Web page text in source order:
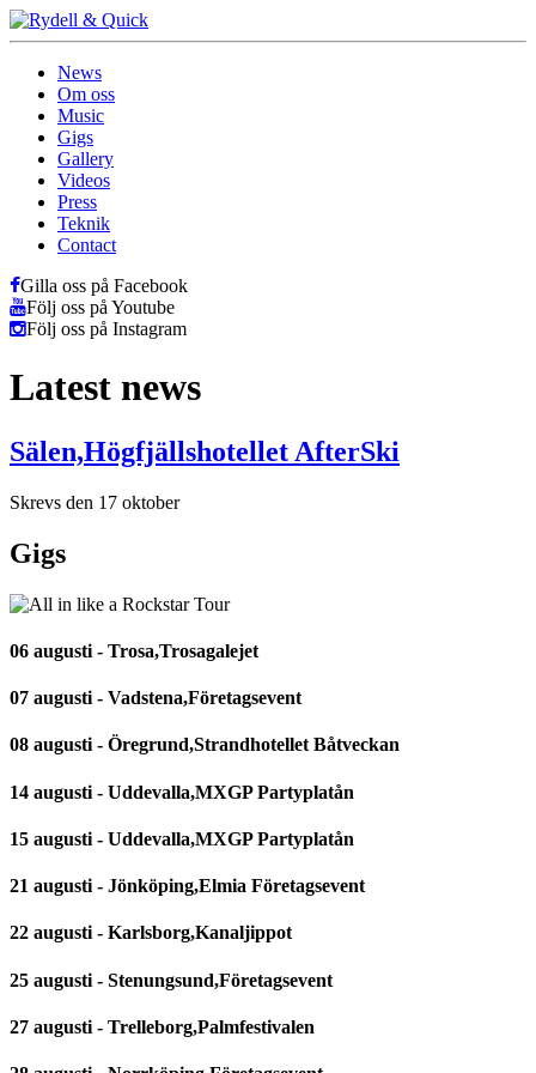
News
Om oss
Music
Gigs
Gallery
Videos
Press
Teknik
Contact
Gilla oss på Facebook
Följ oss på Youtube
Följ oss på Instagram
Latest news
Sälen,Högfjällshotellet AfterSki
Skrevs den 17 oktober
Gigs
06 augusti - Trosa,Trosagalejet
07 augusti - Vadstena,Företagsevent
08 augusti - Öregrund,Strandhotellet Båtveckan
14 augusti - Uddevalla,MXGP Partyplatån
15 augusti - Uddevalla,MXGP Partyplatån
21 augusti - Jönköping,Elmia Företagsevent
22 augusti - Karlsborg,Kanaljippot
25 augusti - Stenungsund,Företagsevent
27 augusti - Trelleborg,Palmfestivalen